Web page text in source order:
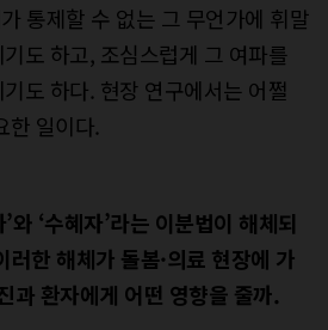
통제할 수 없는 그 무언가에 휘말
도 하고, 조심스럽게 그 여파를
도 하다. 현장 연구에서는 어쩔
한 일이다.
와 ‘수혜자’라는 이분법이 해체되
한 해체가 돌봄·의료 현장에 가
과 환자에게 어떤 영향을 줄까.